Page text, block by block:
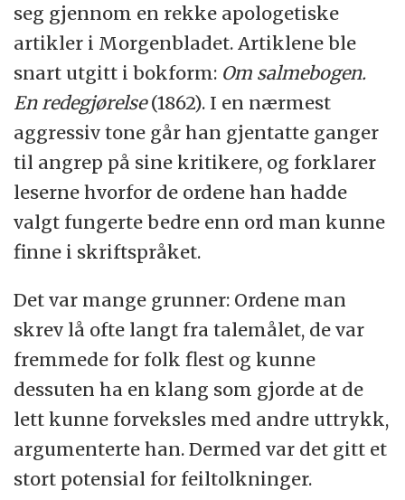
seg gjennom en rekke apologetiske
artikler i Morgenbladet. Artiklene ble
snart utgitt i bokform: Om salmebogen.
En redegjørelse(1862). I en nærmest
aggressiv tone går han gjentatte ganger
til angrep på sine kritikere, og forklarer
leserne hvorfor de ordene han hadde
valgt fungerte bedre enn ord man kunne
finne i skriftspråket.
Det var mange grunner: Ordene man
skrev lå ofte langt fra talemålet, de var
fremmede for folk flest og kunne
dessuten ha en klang som gjorde at de
lett kunne forveksles med andre uttrykk,
argumenterte han. Dermed var det gitt et
stort potensial for feiltolkninger.